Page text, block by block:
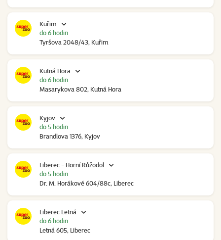
Kuřim
Tyršova 2048/43, Kuřim
do 6 hodin
Kutná Hora
Masarykova 802, Kutná Hora
do 6 hodin
Kyjov
Brandlova 1376, Kyjov
do 5 hodin
Liberec - Horní Růžodol
Dr. M. Horákové 604/88c, Liberec
do 5 hodin
Liberec Letná
Letná 605, Liberec
do 6 hodin